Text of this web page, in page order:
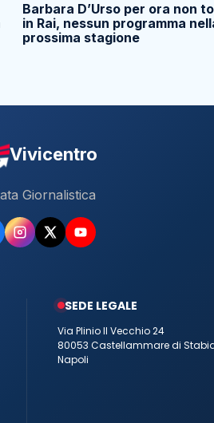
Barbara D’Urso per ora non
in Rai, nessun programma
prossima stagione
Vivicentro
Giornalistica
SEDE LEGALE
Via Plinio Il Vecchio 24
80053 Castellammare di
Napoli